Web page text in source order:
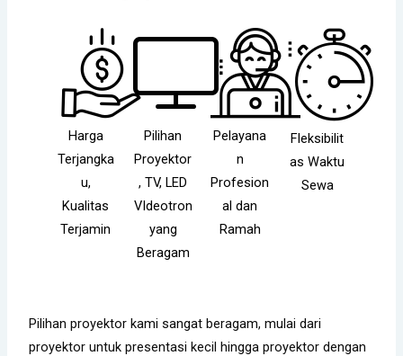
Harga
Terjangka
u,
Kualitas
Terjamin
Pilihan
Proyektor
, TV, LED
VIdeotron
yang
Beragam
Pelayana
n
Profesion
al dan
Ramah
Fleksibilit
as Waktu
Sewa
Pilihan proyektor kami sangat beragam, mulai dari
proyektor untuk presentasi kecil hingga proyektor dengan